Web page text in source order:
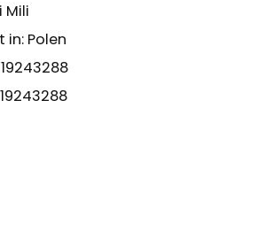
Mili
in: Polen